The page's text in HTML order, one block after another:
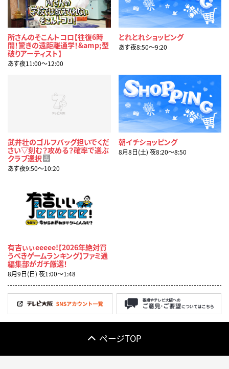
所さんのそこんトコロ【往復6時
間！驚きの遠距離通学！&amp;型
破りアーティスト】
あす夜11:00〜12:00
とれとれショッピング
あす夜8:50〜9:20
武井壮のゴルフバッグ担いでくだ
さい▽刻む？攻める？確率で選ぶ
クラブ選択 再
あす夜9:50〜10:20
朝イチショッピング
8月8日(土) 夜8:20〜8:50
有吉ぃぃeeeee!【2026年絶対買
うべきゲームランキング】ファミ通
編集部がガチ厳選！
8月9日(日) 夜1:00〜1:48
ページTOP